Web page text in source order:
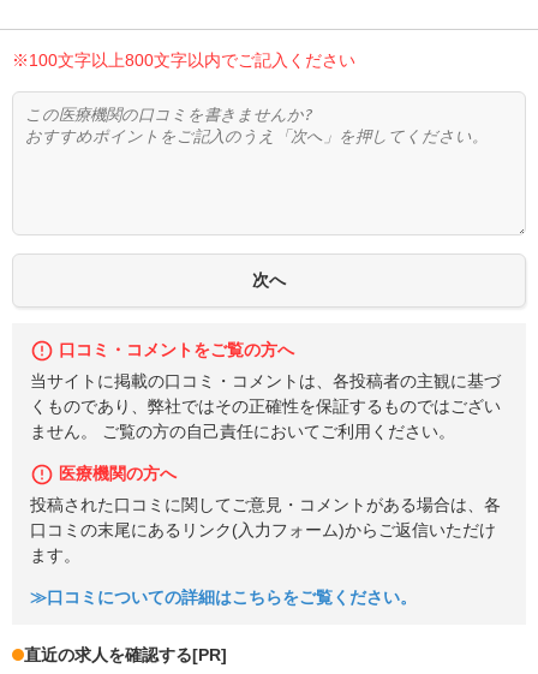
※100文字以上800文字以内でご記入ください
口コミ・コメントをご覧の方へ
当サイトに掲載の口コミ・コメントは、各投稿者の主観に基づ
くものであり、弊社ではその正確性を保証するものではござい
ません。 ご覧の方の自己責任においてご利用ください。
医療機関の方へ
投稿された口コミに関してご意見・コメントがある場合は、各
口コミの末尾にあるリンク(入力フォーム)からご返信いただけ
ます。
≫口コミについての詳細はこちらをご覧ください。
直近の求人を確認する[PR]